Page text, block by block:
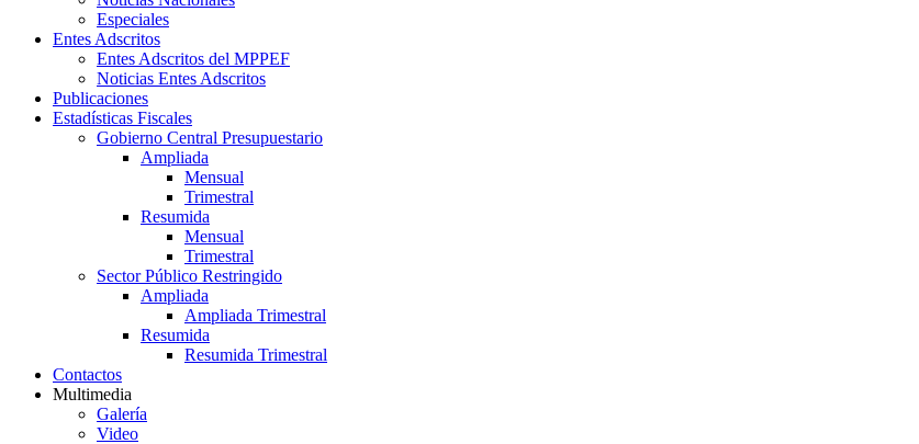
Especiales
Entes Adscritos
Entes Adscritos del MPPEF
Noticias Entes Adscritos
Publicaciones
Estadísticas Fiscales
Gobierno Central Presupuestario
Ampliada
Mensual
Trimestral
Resumida
Mensual
Trimestral
Sector Público Restringido
Ampliada
Ampliada Trimestral
Resumida
Resumida Trimestral
Contactos
Multimedia
Galería
Video